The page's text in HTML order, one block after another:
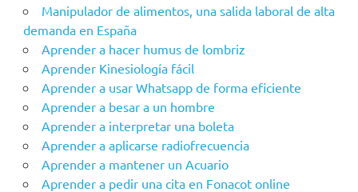
Manipulador de alimentos, una salida laboral de alta
demanda en España
Aprender a hacer humus de lombriz
Aprender Kinesiología fácil
Aprender a usar Whatsapp de forma eficiente
Aprender a besar a un hombre
Aprender a interpretar una boleta
Aprender a aplicarse radiofrecuencia
Aprender a mantener un Acuario
Aprender a pedir una cita en Fonacot online